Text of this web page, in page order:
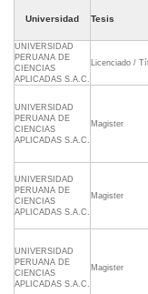
Universidad Tesis
UNIVERSIDAD
PERUANA DE
CIENCIAS
APLICADAS S.A.C.
Licenciado /
UNIVERSIDAD
PERUANA DE
CIENCIAS
APLICADAS S.A.C.
Magister
UNIVERSIDAD
PERUANA DE
CIENCIAS
APLICADAS S.A.C.
Magister
UNIVERSIDAD
PERUANA DE
CIENCIAS
APLICADAS S.A.C.
Magister